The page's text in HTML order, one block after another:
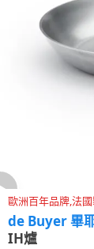
歐洲百年品牌,法
de Buyer 畢
IH爐